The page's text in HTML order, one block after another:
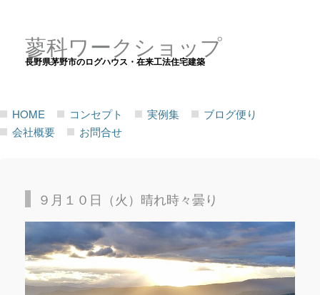
蓼科ワークショップ
長野県茅野市のログハウス・在来工法住宅建築
HOME コンセプト 実例集
ブログ便り
会社概要
お問合せ
９月１０日（火）晴れ時々曇り